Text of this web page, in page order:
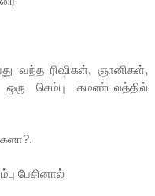
வந்த ரிஷிகள், ஞானிகள்,
ஒரு செம்பு கமண்டலத்தில்
பேசினால்